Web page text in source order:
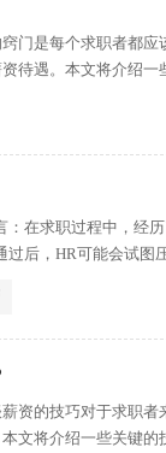
门是每个求职者都
待遇。本文将介绍
从而合理定位自己的
在求职过程中，经
后，HR可能会试图
低薪资来节省成本。
资的技巧对于求职者
文将介绍一些关键